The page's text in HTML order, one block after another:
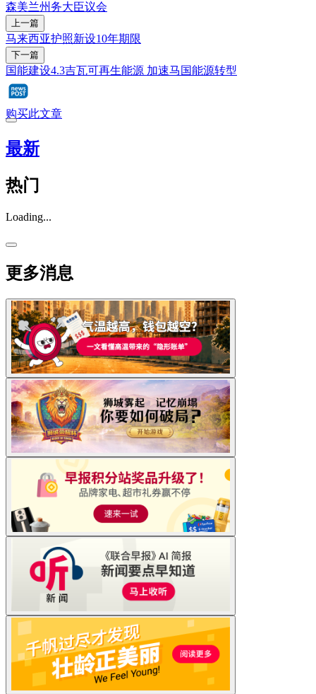
森美兰州务大臣议会
上一篇
马来西亚护照新设10年期限
下一篇
国能建设4.3吉瓦可再生能源 加速马国能源转型
购买此文章
最新
热门
Loading...
更多消息